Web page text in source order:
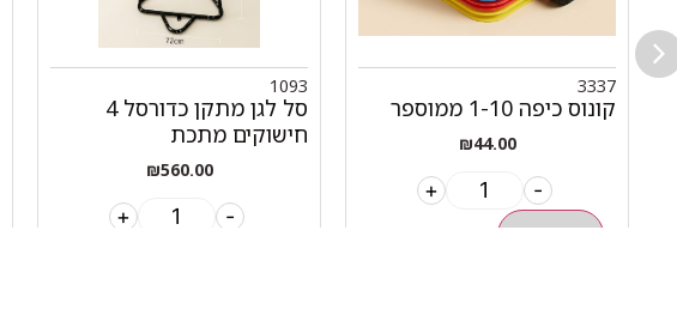
3337
קונוס כיפה 1-10 ממוספר
₪44.00
-
+
1093
סל לגן מתקן כדורסל 4
חישוקים מתכת
₪560.00
-
+